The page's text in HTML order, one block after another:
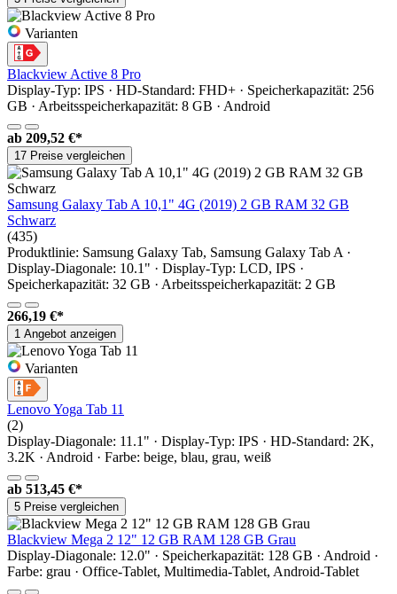
Varianten
Blackview Active 8 Pro
Display-Typ: IPS · HD-Standard: FHD+ · Speicherkapazität: 256
GB · Arbeitsspeicherkapazität: 8 GB · Android
ab 209,52 €*
17 Preise vergleichen
Samsung Galaxy Tab A 10,1" 4G (2019) 2 GB RAM 32 GB
Schwarz
(435)
Produktlinie: Samsung Galaxy Tab, Samsung Galaxy Tab A ·
Display-Diagonale: 10.1" · Display-Typ: LCD, IPS ·
Speicherkapazität: 32 GB · Arbeitsspeicherkapazität: 2 GB
266,19 €*
1 Angebot anzeigen
Varianten
Lenovo Yoga Tab 11
(2)
Display-Diagonale: 11.1" · Display-Typ: IPS · HD-Standard: 2K,
3.2K · Android · Farbe: beige, blau, grau, weiß
ab 513,45 €*
5 Preise vergleichen
Blackview Mega 2 12" 12 GB RAM 128 GB Grau
Display-Diagonale: 12.0" · Speicherkapazität: 128 GB · Android ·
Farbe: grau · Office-Tablet, Multimedia-Tablet, Android-Tablet